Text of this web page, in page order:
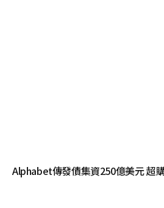
Alphabet傳發債集資250億美元 超